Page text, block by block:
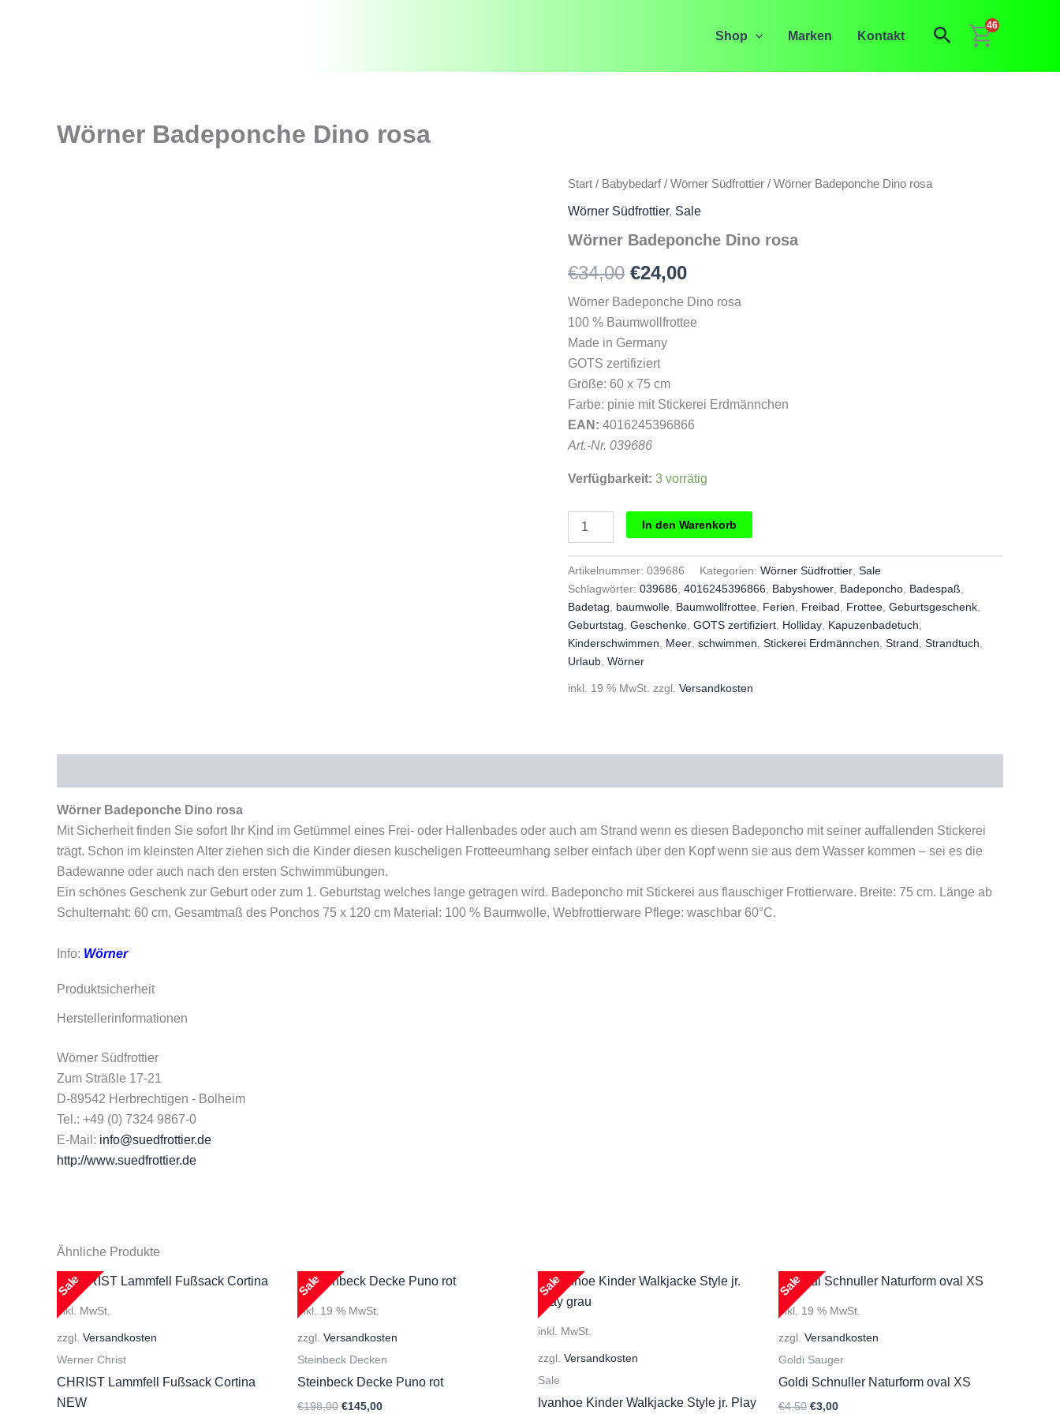
Shop Marken Kontakt Suchen
46
Wörner Badeponche Dino rosa
Start / Babybedarf/ Wörner Südfrottier / Wörner Badeponche Dino rosa
Wörner Südfrottier, Sale
Wörner Badeponche Dino rosa
€34,00 Ursprünglicher
Preis
war:
€34,00
€24,00Aktueller
Preis
ist:
Wörner Badeponche Dino rosa
100 % Baumwollfrottee
Made in Germany
GOTS zertifiziert
Größe: 60 x 75 cm
Farbe: pinie mit Stickerei Erdmännchen
EAN: 4016245396866
Art.-Nr. 039686
Verfügbarkeit: 3 vorrätig
Badeponche
rosa
In den Warenkorb
Artikelnummer: 039686 Kategorien: Wörner Südfrottier Sale
Schlagwörter: 039686 4016245396866 Babyshower Badeponcho Badespaß
Badetag
baumwolle Baumwollfrottee Ferien Freibad Frottee Geburtsgeschenk
Geburtstag Geschenke GOTS zertifiziert Holliday Kapuzenbadetuch
Kinderschwimmen
Meer schwimmen Stickerei Erdmännchen Strand Strandtuch
Urlaub Wörner
inkl. 19 % MwSt. zzgl. Versandkosten
Wörner Badeponche Dino rosa
Mit Sicherheit finden Sie sofort Ihr Kind im Getümmel eines Frei- oder Hallenbades oder auch am Strand wenn es diesen Badeponcho mit seiner auffallenden Stickerei
trägt. Schon im kleinsten Alter ziehen sich die Kinder diesen kuscheligen Frotteeumhang selber einfach über den Kopf wenn sie aus dem Wasser kommen – sei es die
Badewanne oder auch nach den ersten Schwimmübungen.
Ein schönes Geschenk zur Geburt oder zum 1. Geburtstag welches lange getragen wird. Badeponcho mit Stickerei aus flauschiger Frottierware. Breite: 75 cm. Länge ab
Schulternaht: 60 cm, Gesamtmaß des Ponchos 75 x 120 cm Material: 100 % Baumwolle, Webfrottierware Pflege: waschbar 60°C.
Info: Wörner
Produktsicherheit
Herstellerinformationen
Wörner Südfrottier
Zum Sträßle 17-21
D-89542 Herbrechtigen - Bolheim
Tel.: +49 (0) 7324 9867-0
E-Mail: info@suedfrottier.de
http://www.suedfrottier.de
Ähnliche Produkte
inkl. MwSt.
zzgl. Versandkosten
Werner Christ
CHRIST Lammfell Fußsack Cortina
NEW
Sale
inkl. 19 % MwSt.
zzgl. Versandkosten
Steinbeck Decken
Steinbeck Decke Puno rot
€198,00 Ursprünglicher
€145,00Aktueller
Sale
inkl. MwSt.
zzgl. Versandkosten
Sale
Ivanhoe Kinder Walkjacke Style jr. Play
Sale
inkl. 19 % MwSt.
zzgl. Versandkosten
Goldi Sauger
Goldi Schnuller Naturform oval XS
€4,50 Ursprünglicher
€3,00Aktueller
Sale